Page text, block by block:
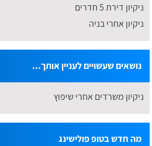
ניקיון דירת 5 חדרים
ניקיון אחרי בניה
נושאים שעשויים לעניין אותך...
ניקיון משרדים אחרי שיפוץ
מה חדש בטופ פולישינג